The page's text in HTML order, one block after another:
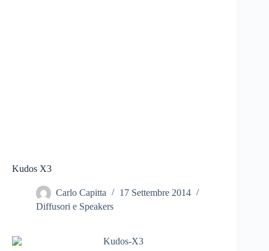
Kudos X3
Carlo Capitta
17 Settembre 2014
Diffusori e Speakers